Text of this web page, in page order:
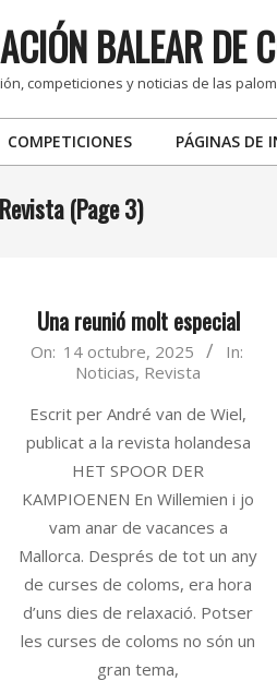
BALEAR DE
competiciones y noticias de las
Primary
Menu
COMPETICIONES PÁGINAS DE
Revista(Page 3)
Una reunió molt especial
2025-
14
On: 14 octubre, 2025
In:
Noticias, Revista
Escrit per André van de Wiel,
publicat a la revista holandesa
HET SPOOR DER
KAMPIOENEN En Willemien i jo
vam anar de vacances a
Mallorca. Després de tot un any
de curses de coloms, era hora
d’uns dies de relaxació. Potser
les curses de coloms no són un
gran tema,